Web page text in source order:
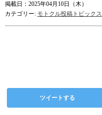
掲載日：2025年04月10日（木）
カテゴリー: モトクル投稿トピックス
ツイートする